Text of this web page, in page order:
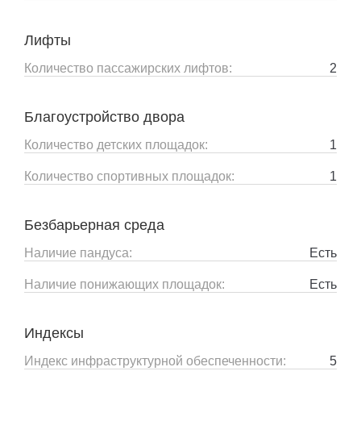
Лифты
Количество пассажирских лифтов: 2
Благоустройство двора
Количество детских площадок: 1
Количество спортивных площадок: 1
Безбарьерная среда
Наличие пандуса: Есть
Наличие понижающих площадок: Есть
Индексы
Индекс инфраструктурной обеспеченности: 5